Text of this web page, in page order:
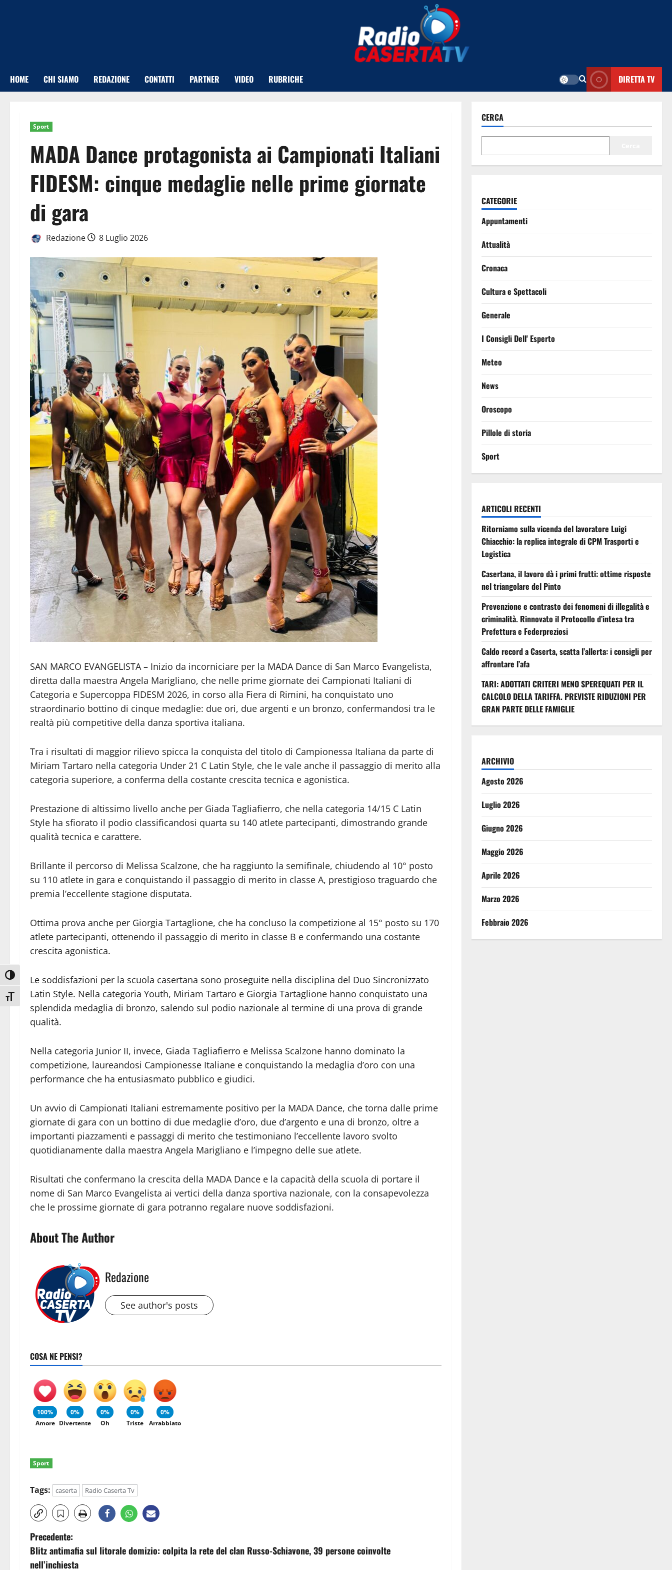
Attiva/disattiva alto contrasto
Attiva/disattiva dimensione testo
HOME CHI SIAMO REDAZIONE CONTATTI PARTNER VIDEO RUBRICHE DIRETTA TV
Sport
MADA Dance protagonista ai Campionati Italiani
FIDESM: cinque medaglie nelle prime giornate
di gara
Redazione 8 Luglio 2026
SAN MARCO EVANGELISTA – Inizio da incorniciare per la MADA Dance di San Marco Evangelista,
diretta dalla maestra Angela Marigliano, che nelle prime giornate dei Campionati Italiani di
Categoria e Supercoppa FIDESM 2026, in corso alla Fiera di Rimini, ha conquistato uno
straordinario bottino di cinque medaglie: due ori, due argenti e un bronzo, confermandosi tra le
realtà più competitive della danza sportiva italiana.
Tra i risultati di maggior rilievo spicca la conquista del titolo di Campionessa Italiana da parte di
Miriam Tartaro nella categoria Under 21 C Latin Style, che le vale anche il passaggio di merito alla
categoria superiore, a conferma della costante crescita tecnica e agonistica.
Prestazione di altissimo livello anche per Giada Tagliafierro, che nella categoria 14/15 C Latin
Style ha sfiorato il podio classificandosi quarta su 140 atlete partecipanti, dimostrando grande
qualità tecnica e carattere.
Brillante il percorso di Melissa Scalzone, che ha raggiunto la semifinale, chiudendo al 10° posto
su 110 atlete in gara e conquistando il passaggio di merito in classe A, prestigioso traguardo che
premia l’eccellente stagione disputata.
Ottima prova anche per Giorgia Tartaglione, che ha concluso la competizione al 15° posto su 170
atlete partecipanti, ottenendo il passaggio di merito in classe B e confermando una costante
crescita agonistica.
Le soddisfazioni per la scuola casertana sono proseguite nella disciplina del Duo Sincronizzato
Latin Style. Nella categoria Youth, Miriam Tartaro e Giorgia Tartaglione hanno conquistato una
splendida medaglia di bronzo, salendo sul podio nazionale al termine di una prova di grande
qualità.
Nella categoria Junior II, invece, Giada Tagliafierro e Melissa Scalzone hanno dominato la
competizione, laureandosi Campionesse Italiane e conquistando la medaglia d’oro con una
performance che ha entusiasmato pubblico e giudici.
Un avvio di Campionati Italiani estremamente positivo per la MADA Dance, che torna dalle prime
giornate di gara con un bottino di due medaglie d’oro, due d’argento e una di bronzo, oltre a
importanti piazzamenti e passaggi di merito che testimoniano l’eccellente lavoro svolto
quotidianamente dalla maestra Angela Marigliano e l’impegno delle sue atlete.
Risultati che confermano la crescita della MADA Dance e la capacità della scuola di portare il
nome di San Marco Evangelista ai vertici della danza sportiva nazionale, con la consapevolezza
che le prossime giornate di gara potranno regalare nuove soddisfazioni.
About The Author
Redazione
See author's posts
COSA NE PENSI?
100%
Amore
0%
Divertente
0%
Oh
0%
Triste
0%
Arrabbiato
Sport
Tags: caserta Radio Caserta Tv
N
a
Precedente:
Blitz antimafia sul litorale domizio: colpita la rete del clan Russo-Schiavone, 39 persone coinvolte
nell’inchiesta
CERCA
CATEGORIE
Appuntamenti
Attualità
Cronaca
Cultura e Spettacoli
Generale
I Consigli Dell' Esperto
Meteo
News
Oroscopo
Pillole di storia
Sport
ARTICOLI RECENTI
Ritorniamo sulla vicenda del lavoratore Luigi
Chiacchio: la replica integrale di CPM Trasporti e
Logistica
Casertana, il lavoro dà i primi frutti: ottime risposte
nel triangolare del Pinto
Prevenzione e contrasto dei fenomeni di illegalità e
criminalità. Rinnovato il Protocollo d’intesa tra
Prefettura e Federpreziosi
Caldo record a Caserta, scatta l’allerta: i consigli per
affrontare l’afa
TARI: ADOTTATI CRITERI MENO SPEREQUATI PER IL
CALCOLO DELLA TARIFFA. PREVISTE RIDUZIONI PER
GRAN PARTE DELLE FAMIGLIE
ARCHIVIO
Agosto 2026
Luglio 2026
Giugno 2026
Maggio 2026
Aprile 2026
Marzo 2026
Febbraio 2026